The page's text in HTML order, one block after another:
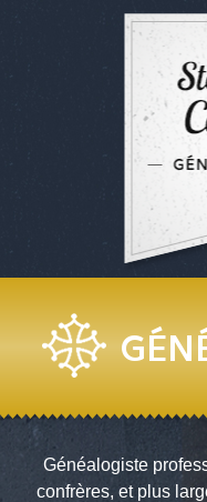
Généalogiste
confrères, et plus